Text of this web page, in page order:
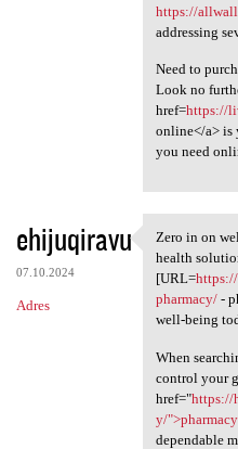
https://
addressing
Need to
Look no
href=https://
online</a> is
you need
ehijuqiravu
07.10.2024
Adres
Zero in on
Zero in on
health
[URL=
pharmacy/-
well-being
When
control your
href="https://
y/
dependable